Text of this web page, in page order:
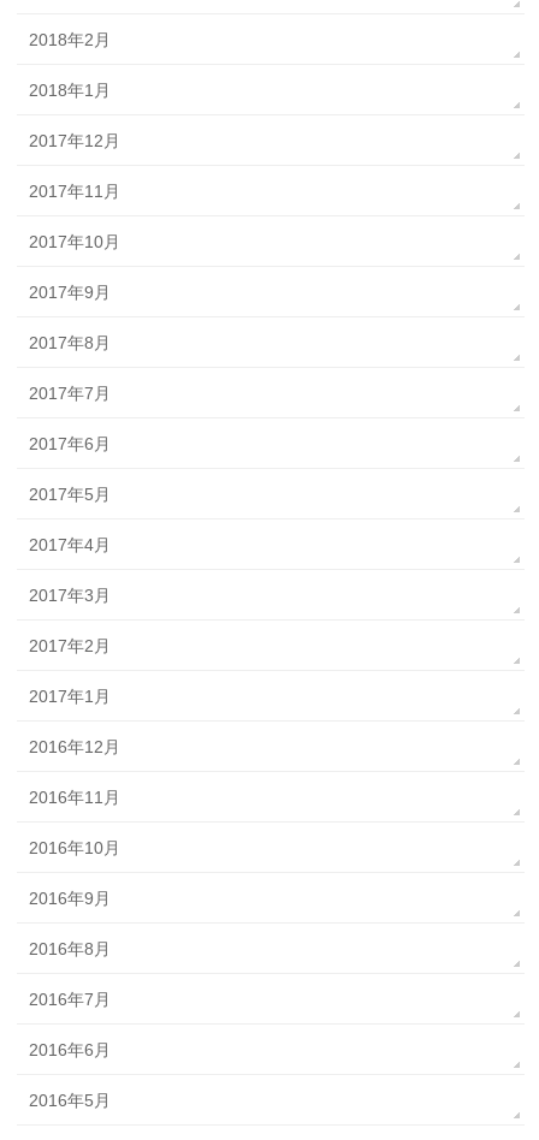
2018年2月
2018年1月
2017年12月
2017年11月
2017年10月
2017年9月
2017年8月
2017年7月
2017年6月
2017年5月
2017年4月
2017年3月
2017年2月
2017年1月
2016年12月
2016年11月
2016年10月
2016年9月
2016年8月
2016年7月
2016年6月
2016年5月